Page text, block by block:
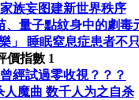
族妄图建新世界秩序
、量子點紋身中的劇毒
」 睡眠窒息症患者不
經試過零收視？？？
人魔曲 数千人为之自杀